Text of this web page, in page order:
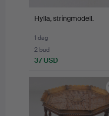
Hylla, stringmodell.
1 dag
2 bud
37 USD